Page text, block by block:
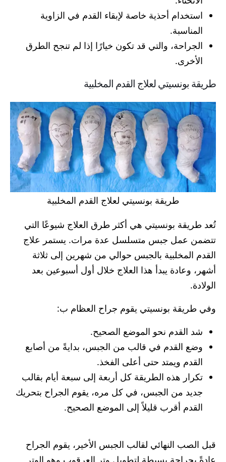
استخدام أحذية خاصة لإبقاء القدم في الزاوية
المناسبة.
الجراحة، والتي قد تكون خيارًا إذا لم تنجح الطرق
الأخرى.
طريقة بونسيتي لعلاج القدم المخلبية
طريقة بونسيتي لعلاج القدم المخلبية
تُعد طريقة بونسيتي هي أكثر طرق العلاج شيوعًا التي
تتضمن عمل جبس متسلسل عدة مرات. يستمر علاج
القدم المخلبية بالجبس حوالي من شهرين إلى ثلاثة
أشهر، وعادة يبدأ هذا العلاج خلال أول أسبوعين بعد
الولادة.
وفي طريقة بونسيتي يقوم جراح العظام ب:
شد القدم نحو الموضع الصحيح.
وضع القدم في قالب من الجبس، بدايةً من أصابع
القدم ويمتد حتى أعلى الفخذ.
تكرار هذه الطريقة كل أربعة إلى سبعة أيام بقالب
جديد من الجبس، في كل مره، يقوم الجراح بتحريك
القدم أقرب قليلاً إلى الموضع الصحيح.
قبل الصب النهائي لقالب الجبس الأخير، يقوم الجراح
عادةً بجراحة بسيطة لتطويل وتر العرقوب وهو الوتر